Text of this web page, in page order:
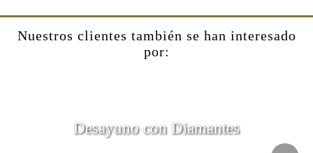
Nuestros clientes también se han interesado
por:
Desayuno con Diamantes